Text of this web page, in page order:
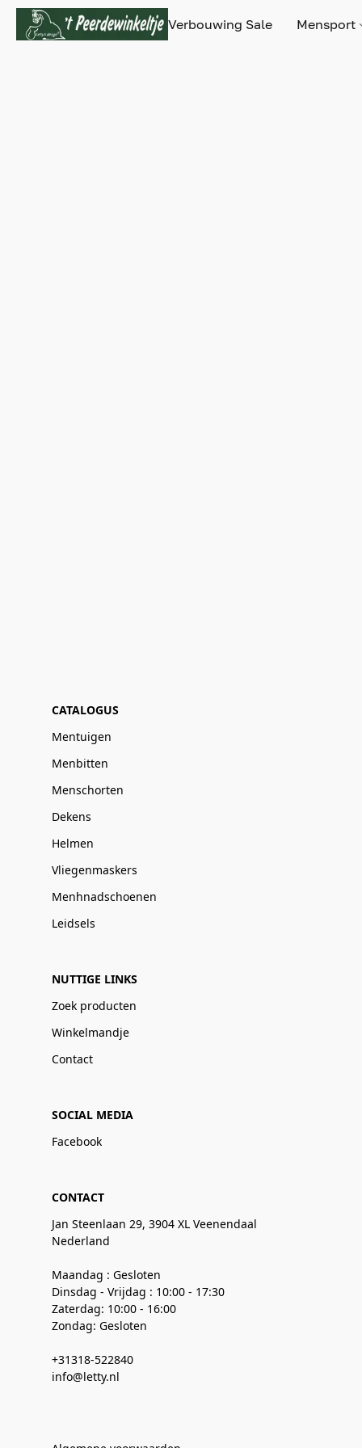
Verbouwing Sale Mensport
CATALOGUS
Mentuigen
Menbitten
Menschorten
Dekens
Helmen
Vliegenmaskers
Menhnadschoenen
Leidsels
NUTTIGE LINKS
Zoek producten
Winkelmandje
Contact
SOCIAL MEDIA
Facebook
CONTACT
Jan Steenlaan 29, 3904 XL Veenendaal
Nederland
Maandag : Gesloten
Dinsdag - Vrijdag : 10:00 - 17:30
Zaterdag: 10:00 - 16:00
Zondag: Gesloten
+31318-522840
info@letty.nl